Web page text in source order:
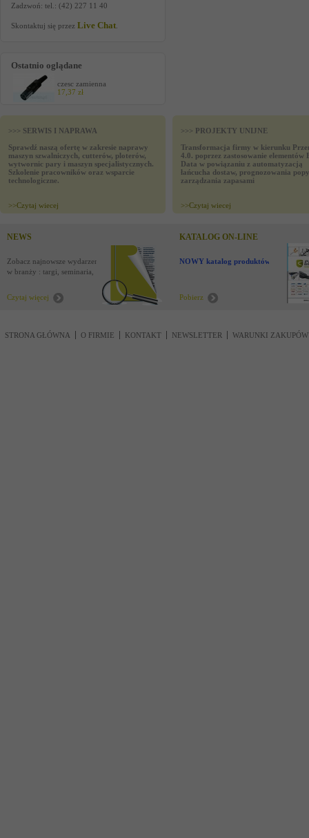
Zadzwoń: tel.: (42) 227 11 40
Skontaktuj się przez Live Chat
Ostatnio oglądane
czesc zamienna
17,37 zł
>>> SERWIS I NAPRAWA
Sprawdź naszą ofertę w zakresie naprawy
maszyn szwalniczych, cutterów, ploterów,
wytwornic pary i maszyn specjalistycznych.
Szkolenie pracowników oraz wsparcie
technologiczne.
>>Czytaj wiecej
>>> PROJEKTY UNIJNE
Transformacja firmy w kierunku
4.0. poprzez zastosowanie elementów
Data w powiązaniu z automatyzacją
łańcucha dostaw, prognozowania
zarządzania zapasami
>>Czytaj wiecej
NEWS
Zobacz najnowsze wydarzenia
w branży : targi, seminaria,
Czytaj więcej
KATALOG ON-LINE
NOWY katalog produktów !
Pobierz
STRONA GŁÓWNA O FIRMIE KONTAKT NEWSLETTER WARUNKI ZAKUPÓW